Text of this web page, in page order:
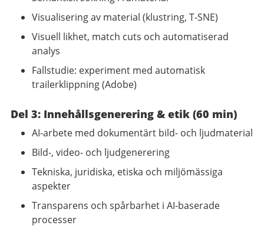
Visualisering av material (klustring, T-SNE)
Visuell likhet, match cuts och automatiserad
analys
Fallstudie: experiment med automatisk
trailerklippning (Adobe)
Del 3: Innehållsgenerering & etik (60 min)
AI-arbete med dokumentärt bild- och ljudmaterial
Bild-, video- och ljudgenerering
Tekniska, juridiska, etiska och miljömässiga
aspekter
Transparens och spårbarhet i AI-baserade
processer